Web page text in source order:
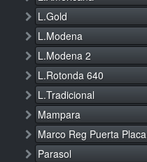
L.Gold
L.Modena
L.Modena 2
L.Rotonda 640
L.Tradicional
Mampara
Marco Reg Puerta Placa
Parasol